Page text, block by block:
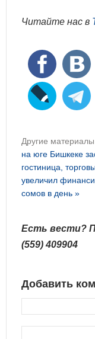
Читайте нас в
Другие материалы
на юге Бишкеке
гостиница,
увеличил
сомов в день »
Есть вести?
(559) 409904
Добавить